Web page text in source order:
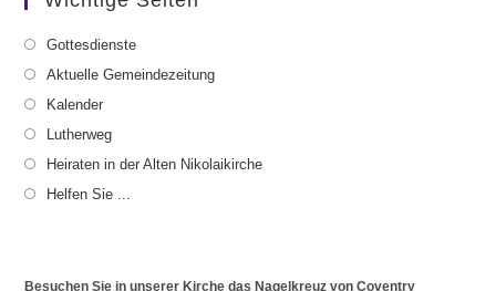
Gottesdienste
Aktuelle Gemeindezeitung
Kalender
Lutherweg
Heiraten in der Alten Nikolaikirche
Helfen Sie ...
Besuchen Sie in unserer Kirche das Nagelkreuz von Coventry